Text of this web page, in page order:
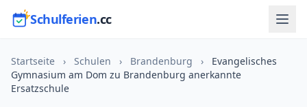
Schulferien.cc
Startseite › Schulen › Brandenburg ›
Evangelisches
Gymnasium am Dom zu Brandenburg anerkannte
Ersatzschule